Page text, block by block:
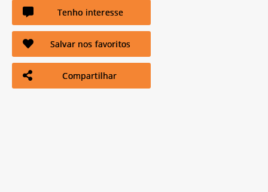
Tenho interesse
Salvar nos favoritos
Compartilhar